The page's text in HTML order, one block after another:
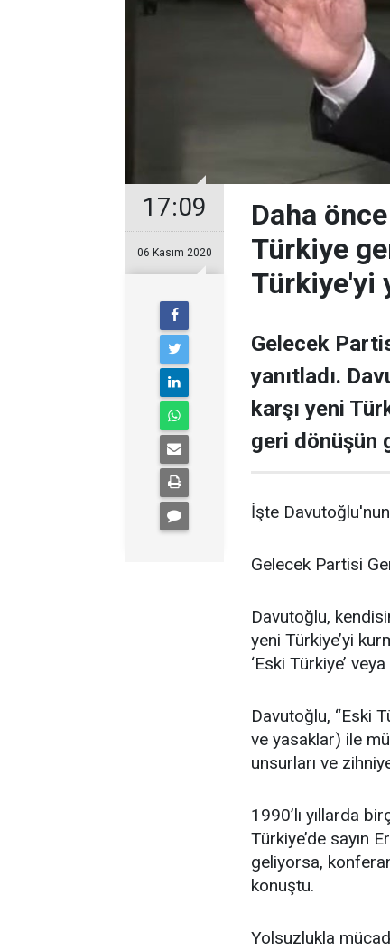
17:09
06 Kasım 2020
Daha
Türkiye
Türkiye'yi
Gelecek
yanıtladı.
karşı yeni
geri dönüşün
İşte
Gelecek Partisi
Davutoğlu,
yeni Türkiye’yi
‘Eski Türkiye’
Davutoğlu, “Eski
ve yasaklar) ile
unsurları ve
1990’lı yıllarda
Türkiye’de sayın
geliyorsa,
konuştu.
Yolsuzlukla